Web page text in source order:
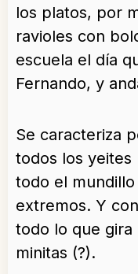
los platos, por
ravioles con
escuela el día
Fernando, y
Se caracteriza
todos los
todo el
extremos. Y
todo lo que gira
minitas (?).